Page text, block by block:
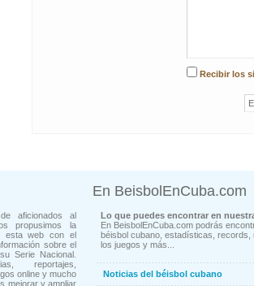
Recibir los
aficionados al
propusimos la
esta web con el
sobre el
Serie Nacional.
reportajes,
online y mucho
mejorar y ampliar
En BeisbolEnCuba.com
Lo que puedes encontrar en
En BeisbolEnCuba.com podrás
béisbol cubano, estadísticas, records,
los juegos y más...
Noticias del béisbol cubano